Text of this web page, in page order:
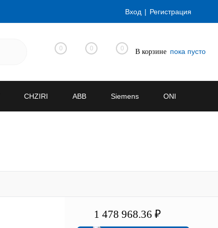
Вход Регистрация
0 0 0 В корзине пока пусто
CHZIRI ABB Siemens ONI
1 478 968.36 ₽